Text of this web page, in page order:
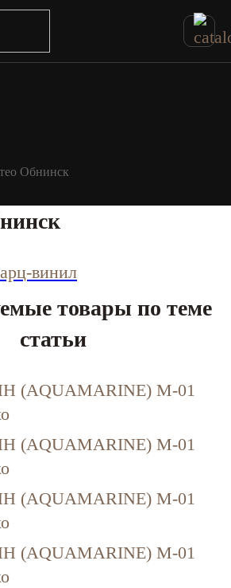
Обнинск
товары по теме
статьи